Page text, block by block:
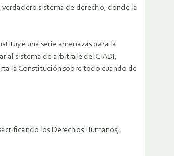
sistema de derecho, donde la
una serie amenazas para la
al sistema de arbitraje del CIADI,
la Constitución sobre todo cuando de
los Derechos Humanos,